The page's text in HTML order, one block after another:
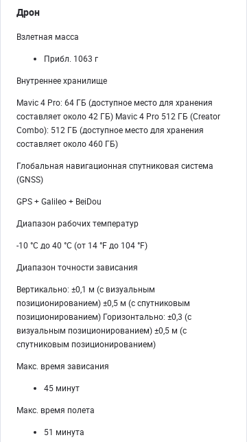
Дрон
Взлетная масса
Прибл. 1063 г
Внутреннее хранилище
Mavic 4 Pro: 64 ГБ (доступное место для хранения
составляет около 42 ГБ) Mavic 4 Pro 512 ГБ (Creator
Combo): 512 ГБ (доступное место для хранения
составляет около 460 ГБ)
Глобальная навигационная спутниковая система
(GNSS)
GPS + Galileo + BeiDou
Диапазон рабочих температур
-10 °C до 40 °C (от 14 °F до 104 °F)
Диапазон точности зависания
Вертикально: ±0,1 м (с визуальным
позиционированием) ±0,5 м (с спутниковым
позиционированием) Горизонтально: ±0,3 (с
визуальным позиционированием) ±0,5 м (с
спутниковым позиционированием)
Макс. время зависания
45 минут
Макс. время полета
51 минута